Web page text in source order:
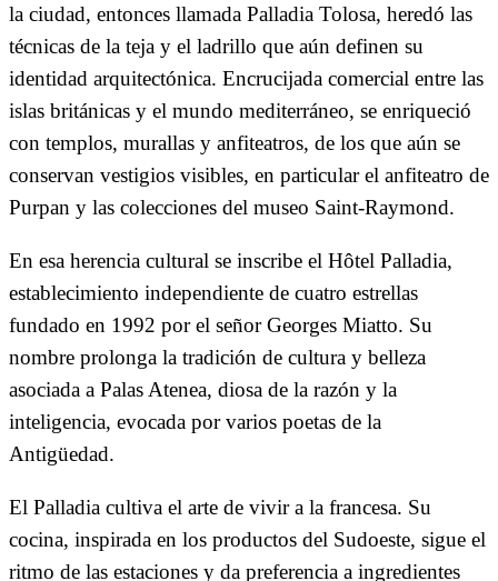
la ciudad, entonces llamada Palladia Tolosa, heredó las
técnicas de la teja y el ladrillo que aún definen su
identidad arquitectónica. Encrucijada comercial entre las
islas británicas y el mundo mediterráneo, se enriqueció
con templos, murallas y anfiteatros, de los que aún se
conservan vestigios visibles, en particular el anfiteatro de
Purpan y las colecciones del museo Saint-Raymond.
En esa herencia cultural se inscribe el Hôtel Palladia,
establecimiento independiente de cuatro estrellas
fundado en 1992 por el señor Georges Miatto. Su
nombre prolonga la tradición de cultura y belleza
asociada a Palas Atenea, diosa de la razón y la
inteligencia, evocada por varios poetas de la
Antigüedad.
El Palladia cultiva el arte de vivir a la francesa. Su
cocina, inspirada en los productos del Sudoeste, sigue el
ritmo de las estaciones y da preferencia a ingredientes